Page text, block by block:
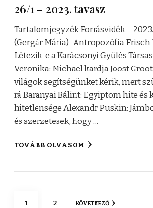
26/1 – 2023. tavasz
Tartalomjegyzék Forrásvidék –
(Gergár Mária) Antropozófia Frisch
Létezik-e a Karácsonyi Gyűlés
Veronika: Michael kardja Joost
világok segítségünket kérik, mert
rá Baranyai Bálint: Egyiptom hite és
hitetlensége Alexandr Puskin:
és szerzetesek, hogy …
TOVÁBB OLVASOM
Bejegyzések
OLDAL
1 OLDAL
2 KÖVETKEZŐ